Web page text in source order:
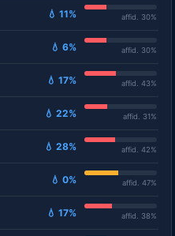
💧 11% affid. 30%
💧 6% affid. 30%
💧 17% affid. 43%
💧 22% affid. 31%
💧 28% affid. 42%
💧 0% affid. 47%
💧 17% affid. 38%